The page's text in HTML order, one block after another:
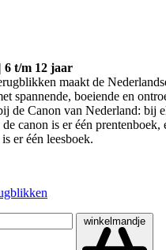
6 t/m 12 jaar
maakt de
spannende, boeiende en
de Canon van Nederland: bij
canon is er één prentenboek,
er één leesboek.
winkelmandje